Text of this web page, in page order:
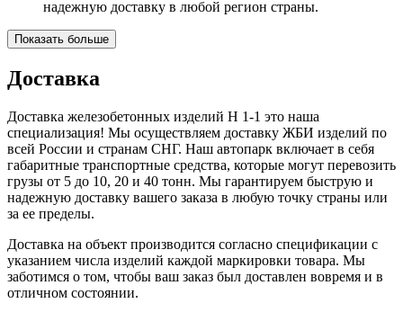
надежную доставку в любой регион страны.
Показать больше
Доставка
Доставка железобетонных изделий Н 1-1 это наша
специализация! Мы осуществляем доставку ЖБИ изделий по
всей России и странам СНГ. Наш автопарк включает в себя
габаритные транспортные средства, которые могут перевозить
грузы от 5 до 10, 20 и 40 тонн. Мы гарантируем быструю и
надежную доставку вашего заказа в любую точку страны или
за ее пределы.
Доставка на объект производится согласно спецификации с
указанием числа изделий каждой маркировки товара. Мы
заботимся о том, чтобы ваш заказ был доставлен вовремя и в
отличном состоянии.